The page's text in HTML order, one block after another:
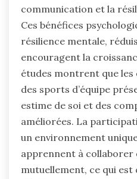
communication et la
Ces bénéfices
résilience mentale,
encouragent la
études montrent que les
des sports d’équipe
estime de soi et des
améliorées. La
un environnement
apprennent à collaborer
mutuellement, ce qui